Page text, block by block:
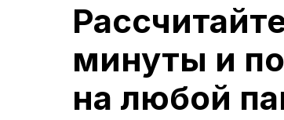
минуты и
на любой